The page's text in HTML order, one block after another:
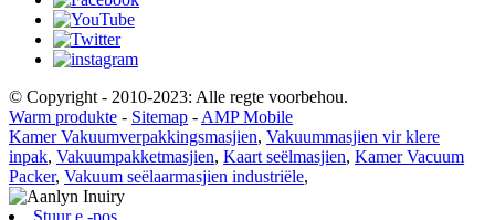
© Copyright - 2010-2023: Alle regte voorbehou.
Warm produkte - Sitemap - AMP Mobile
Kamer Vakuumverpakkingsmasjien, Vakuummasjien vir klere
inpak, Vakuumpakketmasjien, Kaart seëlmasjien, Kamer Vacuum
Packer, Vakuum seëlaarmasjien industriële,